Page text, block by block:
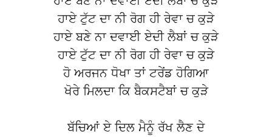
ਹਾਏ ਟੁੱਟ ਦਾ ਨੀ ਰੋਗ ਹੀ ਰੇਵਾ ਚ ਕੁੜੇ
ਹਾਏ ਬਣੇ ਨਾ ਦਵਾਈ ਏਦੀ ਲੈਬਾਂ ਚ ਕੁੜੇ
ਹਾਏ ਟੁੱਟ ਦਾ ਨੀ ਰੋਗ ਹੀ ਰੇਵਾ ਚ ਕੁੜੇ
ਹੋ ਅਰਜਨ ਧੋਖਾ ਤਾਂ ਟਰੇਂਡ ਹੋਗਿਆ
ਖੋਰੇ ਮਿਲਦਾ ਕਿ ਬੈਕਸਟੈਬਾਂ ਚ ਕੁੜੇ
ਬੱਚਿਆਂ ਏ ਦਿਲ ਮੈਨੂੰ ਰੱਖ ਲੈਣ ਦੇ